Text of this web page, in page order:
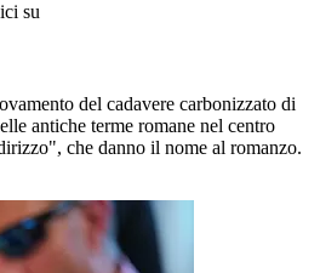
su
del cadavere carbonizzato di
antiche terme romane nel centro
che danno il nome al romanzo.